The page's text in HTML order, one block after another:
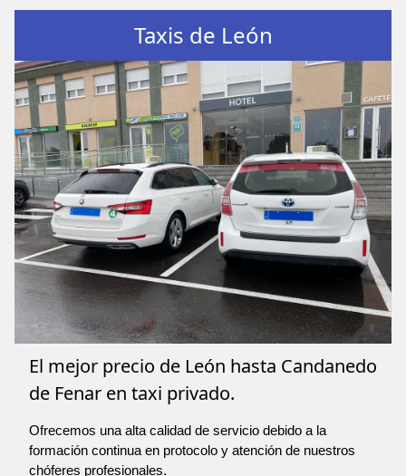
Taxis de León
El mejor precio de León hasta Candanedo
de Fenar en taxi privado.
Ofrecemos una alta calidad de servicio debido a la
formación continua en protocolo y atención de nuestros
chóferes profesionales.